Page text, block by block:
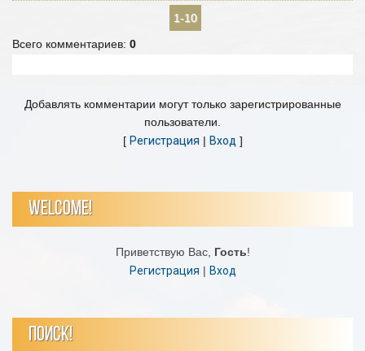
1-10
Всего комментариев: 0
Добавлять комментарии могут только зарегистрированные
пользователи.
[ Регистрация | Вход ]
WELCOME!
Приветствую Вас, Гость!
Регистрация | Вход
ПОИСК!